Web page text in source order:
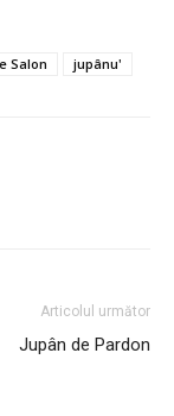
Salon jupânu'
Articolul următor
Jupân de Pardon